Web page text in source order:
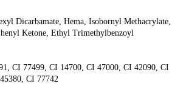
Dicarbamate, Hema, Isobornyl Methacrylate,
Ketone, Ethyl Trimethylbenzoyl
CI 77499, CI 14700, CI 47000, CI 42090, CI
CI 77742